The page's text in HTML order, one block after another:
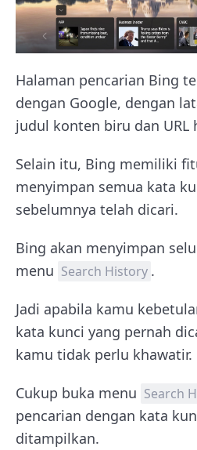
Halaman pencarian Bing
dengan Google, dengan
judul konten biru dan URL
Selain itu, Bing memiliki
menyimpan semua kata
sebelumnya telah dicari.
Bing akan menyimpan
menu Search History .
Jadi apabila kamu
kata kunci yang pernah
kamu tidak perlu khawatir.
Cukup buka menu Search
pencarian dengan kata
ditampilkan.